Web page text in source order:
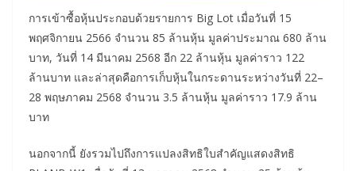
การเข้าซื้อหุ้นประกอบด้วยรายการ Big Lot เมื่อวันที่ 15
พฤศจิกายน 2566 จำนวน 85 ล้านหุ้น มูลค่าประมาณ 680 ล้าน
บาท, วันที่ 14 มีนาคม 2568 อีก 22 ล้านหุ้น มูลค่าราว 122
ล้านบาท และล่าสุดคือการเก็บหุ้นในกระดานระหว่างวันที่ 22–
28 พฤษภาคม 2568 จำนวน 3.5 ล้านหุ้น มูลค่าราว 17.9 ล้าน
บาท
นอกจากนี้ ยังรวมไปถึงการแปลงสิทธิใบสำคัญแสดงสิทธิ